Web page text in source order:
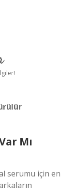
Mı
serumu için en